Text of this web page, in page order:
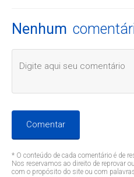
Nenhum
Comentar
* O conteúdo de cada comentário é de
Nos reservamos ao direito de reprovar
com o propósito do site ou com